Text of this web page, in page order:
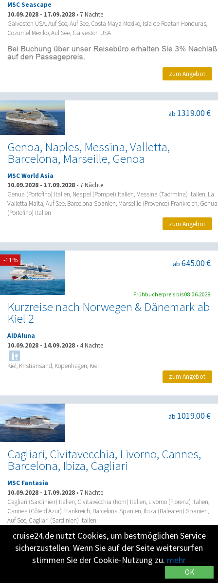
MSC Seascape
10.09.2028 - 17.09.2028 • 7 Nächte
Galveston USA, Auf See, Auf See, Costa Maya Mexiko, Isla de Roatan Honduras,
Cozumel Mexiko, Auf See, Galveston USA
zum Angebot
Genoa, Naples, Messina, Valletta,
Barcelona, Marseille, Genoa
ab 1319.00 €
MSC World Asia
10.09.2028 - 17.09.2028 • 7 Nächte
Genua (Portofino) Italien, Neapel (Pompei) Italien, Messina (Taormina) Italien, La
Valletta Malta, Auf See, Barcelona Spanien, Marseille (Provence) Frankreich, Genua
(Portofino) Italien
zum Angebot
Kurzreise nach Norwegen & Dänemark ab
Kiel 2
ab 645.00 €
AIDAluna
10.09.2028 - 14.09.2028 •4 Nächte
Kiel, Kristiansand, Kopenhagen, Kiel
-11%
Frühbucherpreis bis 08.06.2028
zum Angebot
Cagliari, Civitavecchia, Livorno, Cannes,
Barcelona, Ibiza, Cagliari
ab 1019.00 €
MSC Fantasia
10.09.2028 - 17.09.2028 • 7 Nächte
Cagliari (Sardinien) Italien, Civitavecchia (Rom) Italien, Livorno (Florenz) Italien,
Cannes (Côte d'Azur) Frankreich, Barcelona Spanien, Ibiza (Balearen) Spanien,
Auf See, Cagliari (Sardinien) Italien
zum Angebot
1469.00 €
cruise24.de nutzt Cookies, um bestmöglichen Service
sicherzustellen. Wenn Sie auf der Seite weitersurfen
stimmen Sie der Cookie-Nutzung zu. mehr
OK